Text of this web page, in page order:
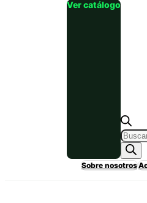
Ver catálogo
de
Sobre nosotros